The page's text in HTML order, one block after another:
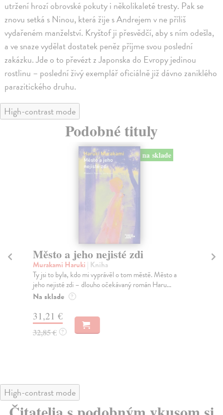
utržení hrozí obrovské pokuty i několikaleté tresty. Pak se
znovu setká s Ninou, která žije s Andrejem v ne příliš
vydařeném manželství. Kryštof ji přesvědčí, aby s ním odešla,
a ve snaze vydělat dostatek peněz příjme svou poslední
zakázku. Jde o to převézt z Japonska do Evropy jedinou
rostlinu – poslední živý exemplář oficiálně již dávno zaniklého
parazitického druhu.
High-contrast mode
Podobné tituly
na sklade
Město a jeho nejisté zdi
Murakami Haruki| Kniha
Ty jsi to byla, kdo mi vyprávěl o tom městě. Město a
jeho nejisté zdi – dlouho očekávaný román Haru...
Na sklade ?
31,21 €
32,85 € ?
High-contrast mode